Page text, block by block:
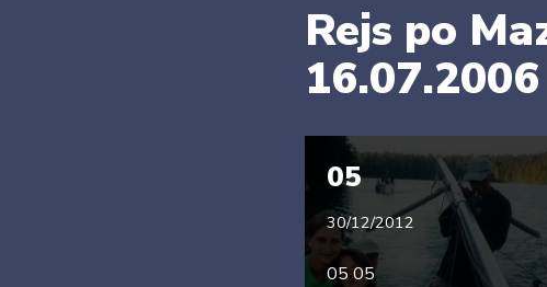
Rejs po
16.07.2006
05
30/12/2012
05 05